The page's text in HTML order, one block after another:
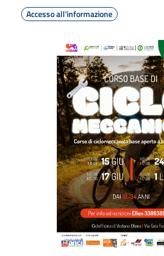
Accesso all'informazione